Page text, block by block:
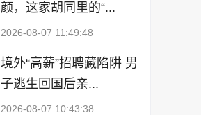
颜，这家胡同里的“...
2026-08-07 11:49:48
境外“高薪”招聘藏陷阱 男
子逃生回国后亲...
2026-08-07 10:43:38